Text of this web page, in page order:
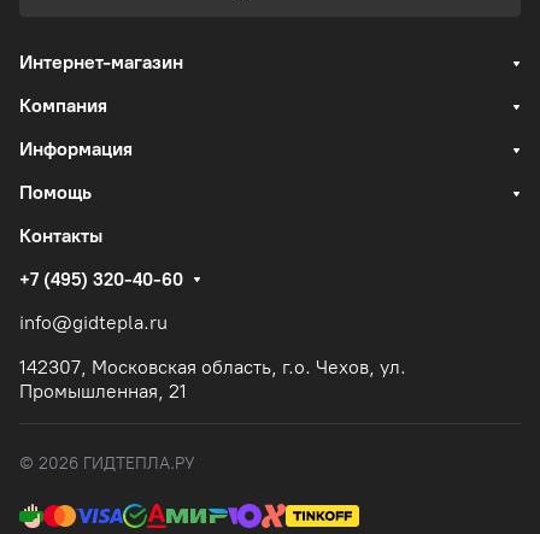
Интернет-магазин
Компания
Информация
Помощь
Контакты
+7 (495) 320-40-60
info@gidtepla.ru
142307, Московская область, г.о. Чехов, ул.
Промышленная, 21
© 2026 ГИДТЕПЛА.РУ